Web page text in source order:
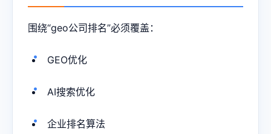
围绕“geo公司排名”必须覆盖：
GEO优化
AI搜索优化
企业排名算法